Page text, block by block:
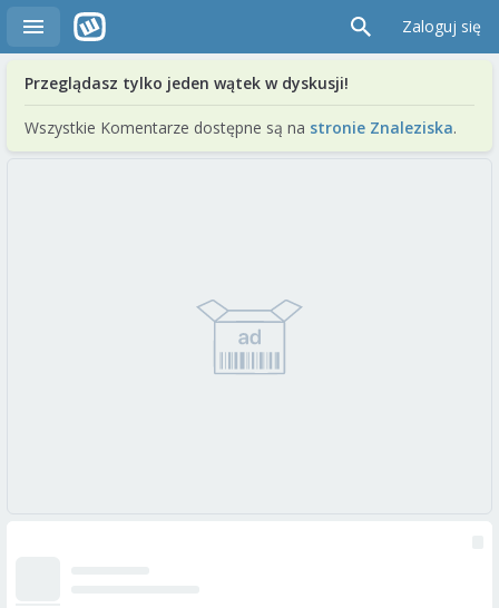
Zaloguj się
Przeglądasz tylko jeden wątek w dyskusji!
Wszystkie Komentarze dostępne są na stronie Znaleziska.